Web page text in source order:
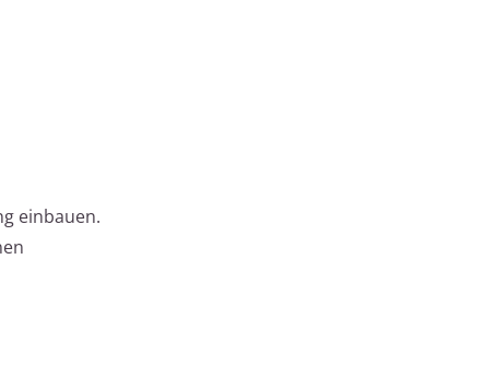
einbauen.